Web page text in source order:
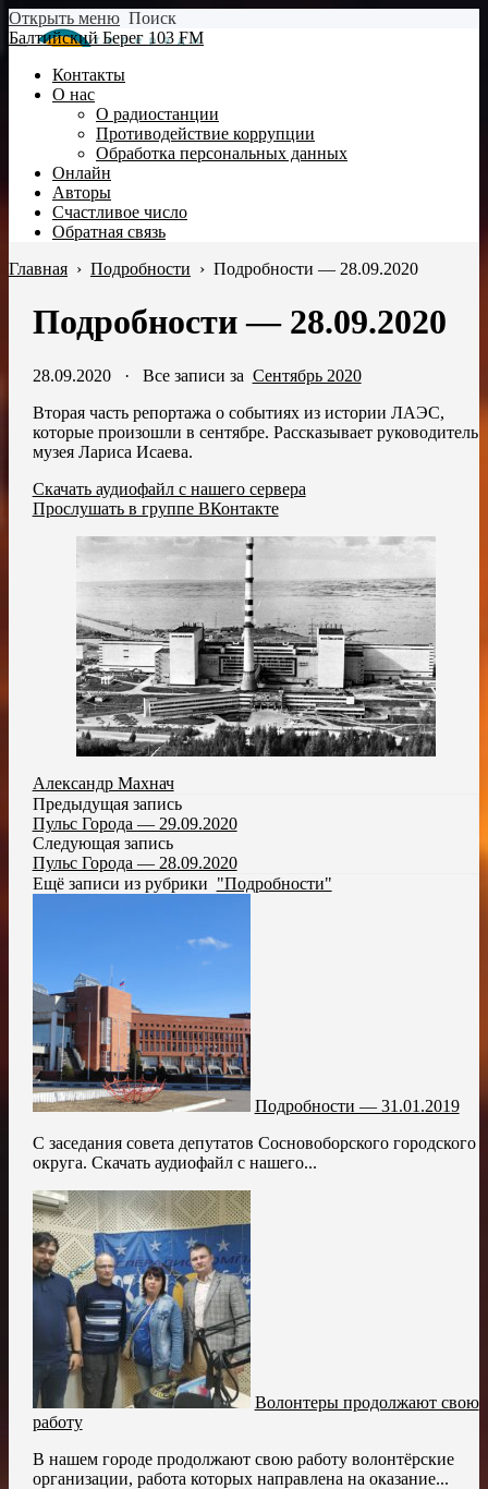
Открыть меню Поиск
Балтийский Берег 103 FM
Контакты
О нас
О радиостанции
Противодействие коррупции
Обработка персональных данных
Онлайн
Авторы
Счастливое число
Обратная связь
Главная › Подробности › Подробности — 28.09.2020
Подробности — 28.09.2020
28.09.2020· Все записи за Сентябрь 2020
Вторая часть репортажа о событиях из истории ЛАЭС,
которые произошли в сентябре. Рассказывает руководитель
музея Лариса Исаева.
Скачать аудиофайл с нашего сервера
Прослушать в группе ВКонтакте
Александр Махнач
Предыдущая запись
Пульс Города — 29.09.2020
Следующая запись
Пульс Города — 28.09.2020
Ещё записи из рубрики "Подробности"
Подробности — 31.01.2019
С заседания совета депутатов Сосновоборского городского
округа. Скачать аудиофайл с нашего...
Волонтеры продолжают свою
работу
В нашем городе продолжают свою работу волонтёрские
организации, работа которых направлена на оказание...